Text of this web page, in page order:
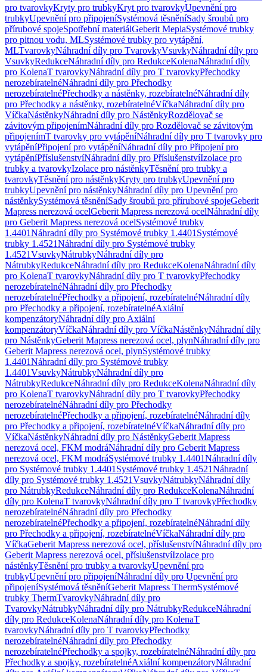
pro tvarovkyKryty pro trubkyKryt pro tvarovkyUpevnění pro
trubkyUpevnění pro připojeníSystémová těsněníSady šroubů pro
přírubové spojeSpotřební materiálGeberit MeplaSystémové trubky
pro pitnou vodu, MLSystémové trubky pro vytápění,
MLTvarovkyNáhradní díly pro TvarovkyVsuvkyNáhradní díly pro
VsuvkyRedukceNáhradní díly pro RedukceKolenaNáhradní díly
pro KolenaT tvarovkyNáhradní díly pro T tvarovkyPřechodky
nerozebíratelnéNáhradní díly pro Přechodky
nerozebíratelnéPřechodky a nástěnky, rozebíratelnéNáhradní díly
pro Přechodky a nástěnky, rozebíratelnéVíčkaNáhradní díly pro
VíčkaNástěnkyNáhradní díly pro NástěnkyRozdělovač se
závitovým připojenímNáhradní díly pro Rozdělovač se závitovým
připojenímT tvarovky pro vytápěníNáhradní díly pro T tvarovky pro
vytápěníPřipojení pro vytápěníNáhradní díly pro Připojení pro
vytápěníPříslušenstvíNáhradní díly pro PříslušenstvíIzolace pro
trubky a tvarovkyIzolace pro nástěnkyTěsnění pro trubky a
tvarovkyTěsnění pro nástěnkyKryty pro trubkyUpevnění pro
trubkyUpevnění pro nástěnkyNáhradní díly pro Upevnění pro
nástěnkySystémová těsněníSady šroubů pro přírubové spojeGeberit
Mapress nerezová ocelGeberit Mapress nerezová ocelNáhradní díly
pro Geberit Mapress nerezová ocelSystémové trubky
1.4401Náhradní díly pro Systémové trubky 1.4401 Systémové
trubky 1.4521Náhradní díly pro Systémové trubky
1.4521VsuvkyNátrubkyNáhradní díly pro
NátrubkyRedukceNáhradní díly pro RedukceKolenaNáhradní díly
pro KolenaT tvarovkyNáhradní díly pro T tvarovkyPřechodky
nerozebíratelnéNáhradní díly pro Přechodky
nerozebíratelnéPřechodky a připojení, rozebíratelnéNáhradní díly
pro Přechodky a připojení, rozebíratelnéAxiální
kompenzátoryNáhradní díly pro Axiální
kompenzátoryVíčkaNáhradní díly pro VíčkaNástěnkyNáhradní díly
pro NástěnkyGeberit Mapress nerezová ocel, plynNáhradní díly pro
Geberit Mapress nerezová ocel, plynSystémové trubky
1.4401Náhradní díly pro Systémové trubky
1.4401VsuvkyNátrubkyNáhradní díly pro
NátrubkyRedukceNáhradní díly pro RedukceKolenaNáhradní díly
pro KolenaT tvarovkyNáhradní díly pro T tvarovkyPřechodky
nerozebíratelnéNáhradní díly pro Přechodky
nerozebíratelnéPřechodky a připojení, rozebíratelnéNáhradní díly
pro Přechodky a připojení, rozebíratelnéVíčkaNáhradní díly pro
VíčkaNástěnkyNáhradní díly pro NástěnkyGeberit Mapress
nerezová ocel, FKM modráNáhradní díly pro Geberit Mapress
nerezová ocel, FKM modráSystémové trubky 1.4401Náhradní díly
pro Systémové trubky 1.4401 Systémové trubky 1.4521Náhradní
díly pro Systémové trubky 1.4521VsuvkyNátrubkyNáhradní díly
pro NátrubkyRedukceNáhradní díly pro RedukceKolenaNáhradní
díly pro KolenaT tvarovkyNáhradní díly pro T tvarovkyPřechodky
nerozebíratelnéNáhradní díly pro Přechodky
nerozebíratelnéPřechodky a připojení, rozebíratelnéNáhradní díly
pro Přechodky a připojení, rozebíratelnéVíčkaNáhradní díly pro
VíčkaGeberit Mapress nerezová ocel, příslušenstvíNáhradní díly pro
Geberit Mapress nerezová ocel, příslušenstvíIzolace pro
nástěnkyTěsnění pro trubky a tvarovkyUpevnění pro
trubkyUpevnění pro připojeníNáhradní díly pro Upevnění pro
připojeníSystémová těsněníGeberit Mapress ThermSystémové
trubky ThermTvarovkyNáhradní díly pro
TvarovkyNátrubkyNáhradní díly pro NátrubkyRedukceNáhradní
díly pro RedukceKolenaNáhradní díly pro KolenaT
tvarovkyNáhradní díly pro T tvarovkyPřechodky
nerozebíratelnéNáhradní díly pro Přechodky
nerozebíratelnéPřechodky a spojky, rozebíratelnéNáhradní díly pro
Přechodky a spojky, rozebíratelnéAxiální kompenzátoryNáhradní